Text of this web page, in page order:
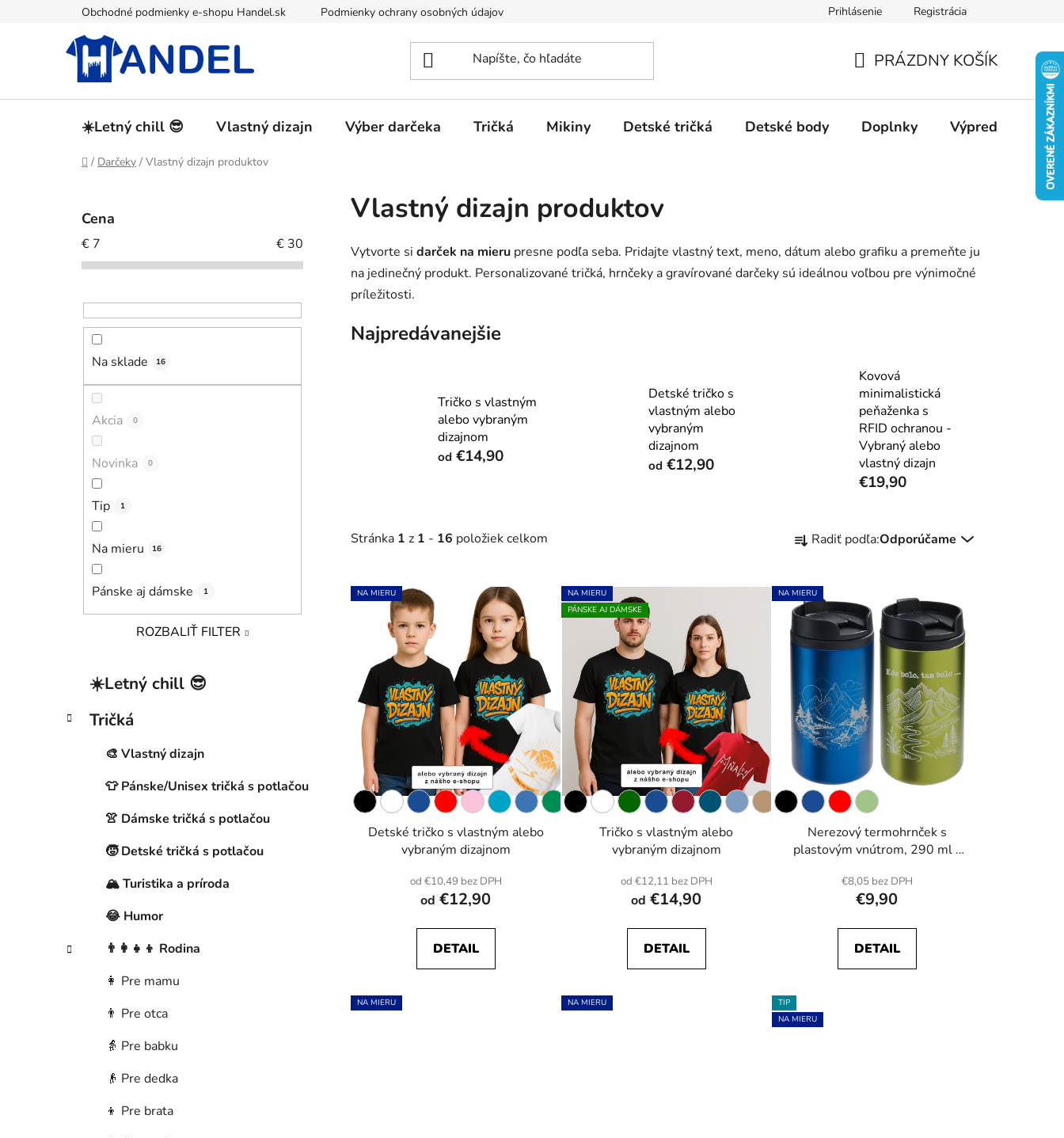
Obchodné podmienky e-shopu Handel.sk Podmienky ochrany osobných údajov Veľkostné tabuľky Ako sa starať o textil
Prihlásenie Registrácia
KOŠÍK
PRÁZDNY KOŠÍK
☀️Letný chill 😎 Vlastný dizajn Výber darčeka Tričká Mikiny Detské tričká Detské body Doplnky Výpredaj
Domov
/ Darčeky / Vlastný dizajn produktov
Cena
€ 7 € 30
Na sklade 16
Akcia 0
Novinka 0
Tip 1
Na mieru 16
Pánske aj dámske 1
ROZBALIŤ FILTER
Preskočiť
kategórie
e
☀️Letný chill 😎
Tričká
🎨 Vlastný dizajn
👕 Pánske/Unisex tričká s potlačou
👚 Dámske tričká s potlačou
🧒 Detské tričká s potlačou
🏔️ Turistika a príroda
😂 Humor
👨‍👩‍👧‍👦 Rodina
👩 Pre mamu
👨 Pre otca
👵 Pre babku
👴 Pre dedka
👦 Pre brata
Vlastný dizajn produktov
Vytvorte si darček na mieru presne podľa seba. Pridajte vlastný text, meno, dátum alebo grafiku a premeňte ju
na jedinečný produkt. Personalizované tričká, hrnčeky a gravírované darčeky sú ideálnou voľbou pre výnimočné
príležitosti.
Najpredávanejšie
Tričko s vlastným
alebo vybraným
dizajnom
od €14,90
Detské tričko s
vlastným alebo
vybraným
dizajnom
od€12,90
Kovová
minimalistická
peňaženka s
RFID ochranou -
Vybraný alebo
vlastný dizajn
€19,90
Stránka 1 z 1 - 16 položiek celkom
a
e
n
i
e
r
o
d
k
t
o
Radiť podľa:Odporúčame
V
ý
p
k
t
NA MIERU
Detské tričko s vlastným alebo
vybraným dizajnom
od €10,49 bez DPH
od €12,90
DETAIL
NA MIERU
PÁNSKE AJ DÁMSKE
Tričko s vlastným alebo
vybraným dizajnom
od €12,11 bez DPH
od €14,90
DETAIL
NA MIERU
Nerezový termohrnček s
plastovým vnútrom, 290 ml -
€8,05 bez DPH
€9,90
DETAIL
NA MIERU NA MIERU
TIP
NA MIERU